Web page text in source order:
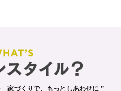
家づくりで、もっとしあわせに ”